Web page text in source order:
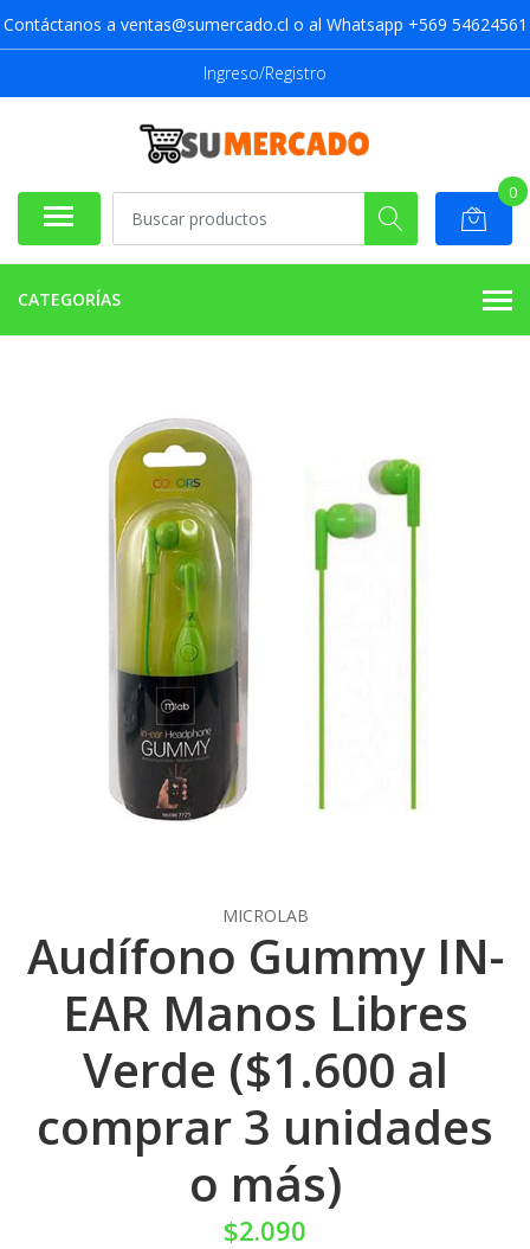
Contáctanos a ventas@sumercado.cl o al Whatsapp +569 54624561
Ingreso/Registro
0
CATEGORÍAS
MICROLAB
Audífono Gummy IN-
EAR Manos Libres
Verde ($1.600 al
comprar 3 unidades
o más)
$2.090